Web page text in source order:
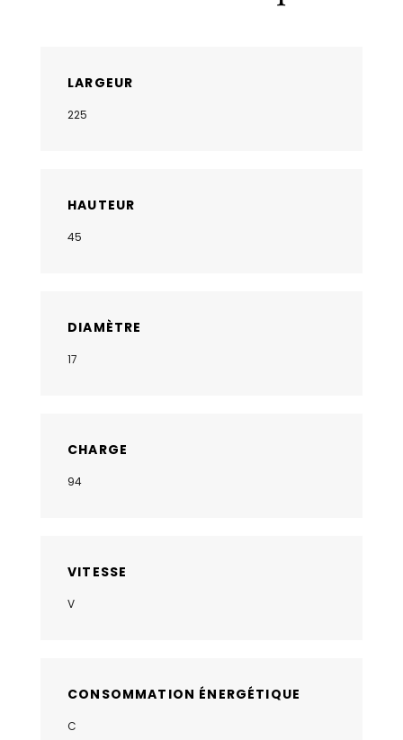
LARGEUR
225
HAUTEUR
45
DIAMÈTRE
17
CHARGE
94
VITESSE
V
CONSOMMATION ÉNERGÉTIQUE
C